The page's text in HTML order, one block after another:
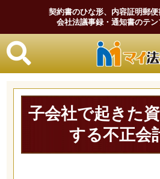
契約書のひな形、内容証明郵便
会社法議事録・通知書のテ
子会社で起きた
する不正会